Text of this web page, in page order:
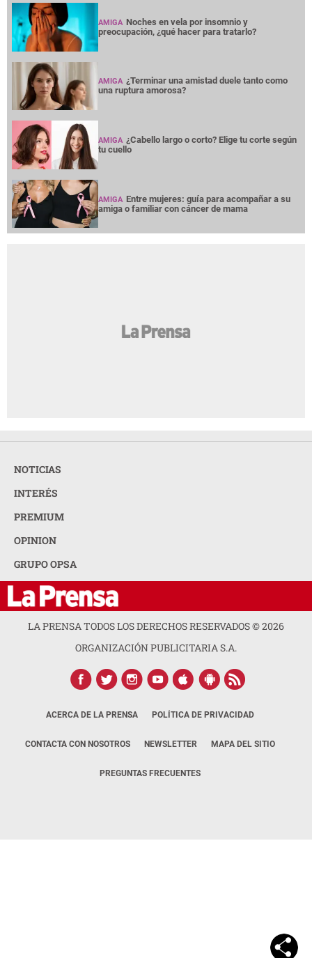
AMIGA Noches en vela por insomnio y
preocupación, ¿qué hacer para tratarlo?
AMIGA ¿Terminar una amistad duele tanto como
una ruptura amorosa?
AMIGA ¿Cabello largo o corto? Elige tu corte según
tu cuello
AMIGA Entre mujeres: guía para acompañar a su
amiga o familiar con cáncer de mama
NOTICIAS
INTERÉS
PREMIUM
OPINION
GRUPO OPSA
LA PRENSA TODOS LOS DERECHOS RESERVADOS ©2026
ORGANIZACIÓN PUBLICITARIA S.A.
ACERCA DE LA PRENSA POLÍTICA DE PRIVACIDAD
CONTACTA CON NOSOTROS NEWSLETTER MAPA DEL SITIO
PREGUNTAS FRECUENTES